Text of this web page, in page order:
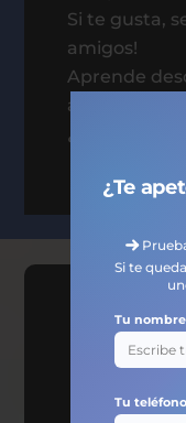
¿Te
Si te
Tu nombre
Tu teléfono
Si te gusta,
amigos!
Aprende
a tu medida.
¿Nos